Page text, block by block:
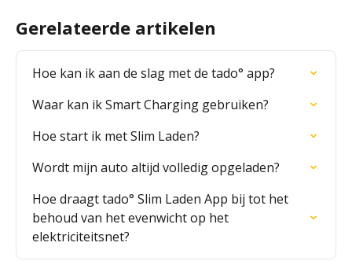
Gerelateerde artikelen
Hoe kan ik aan de slag met de tado° app?
Waar kan ik Smart Charging gebruiken?
Hoe start ik met Slim Laden?
Wordt mijn auto altijd volledig opgeladen?
Hoe draagt tado° Slim Laden App bij tot het
behoud van het evenwicht op het
elektriciteitsnet?